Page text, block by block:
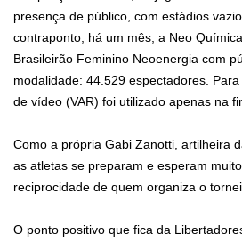
presença de público, com estádios
contraponto, há um mês, a Neo
Brasileirão Feminino Neoenergia com
modalidade: 44.529 espectadores.
de vídeo (VAR) foi utilizado apenas na
Como a própria Gabi Zanotti, artilheira
as atletas se preparam e esperam
reciprocidade de quem organiza o
O ponto positivo que fica da